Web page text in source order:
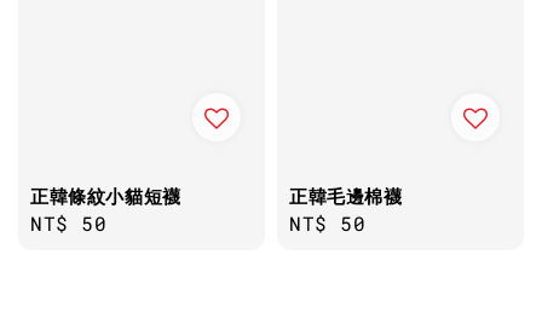
正韓條紋小貓短襪
Regular
NT$ 50
正韓毛邊棉襪
Regular
NT$ 50